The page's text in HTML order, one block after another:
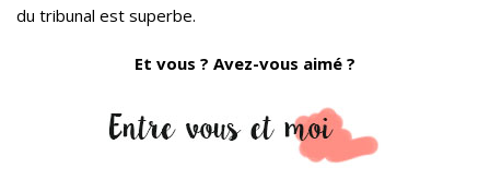
du tribunal est superbe.
Et vous ? Avez-vous aimé ?